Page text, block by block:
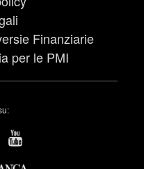
Finanziarie
per le PMI